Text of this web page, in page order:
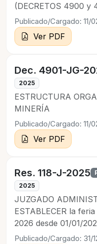
(DECRETOS 4900 y
Publicado/Cargado: 11/
Ver PDF
Dec. 4901-JG-
2025
ESTRUCTURA
MINERÍA
Publicado/Cargado: 11/
Ver PDF
Res. 118-J-2025
2025
JUZGADO
ESTABLECER la
2026 desde 01/01/
Publicado/Cargado: 31/